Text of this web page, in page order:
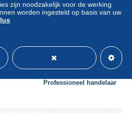
" sur Gravure officielle
En parfait état. A saisir !!!
2,83 € 4,90
Professioneel handelaar
zijn noodzakelijk voor de werking
worden ingesteld op basis van uw